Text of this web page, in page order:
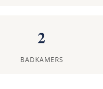
2
BADKAMERS